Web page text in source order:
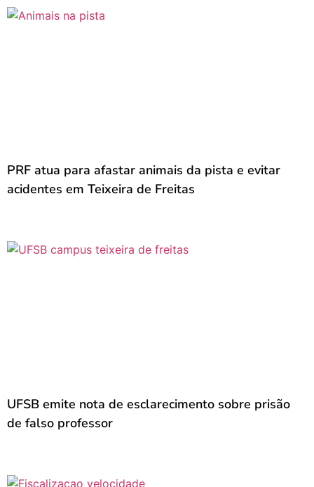
PRF atua para afastar animais da pista e evitar
acidentes em Teixeira de Freitas
UFSB emite nota de esclarecimento sobre prisão
de falso professor